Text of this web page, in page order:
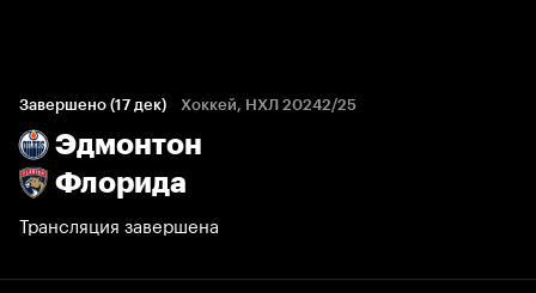
Завершено (17 дек) Хоккей, НХЛ 20242/25
Эдмонтон
Флорида
Трансляция завершена